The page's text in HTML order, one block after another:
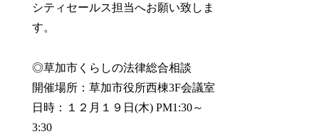
シティセールス担当へお願い致しま
す。
◎草加市くらしの法律総合相談
開催場所：草加市役所西棟3F会議室
日時：１２月１９日(木) PM1:30～
3:30